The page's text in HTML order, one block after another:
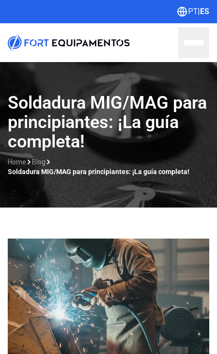
PT|ES
Home
Sobre nosotros
Líneas
Outlet
Catálogos
Contacto
Soldadura MIG/MAG para
principiantes: ¡La guía
completa!
Home
Blog
Soldadura MIG/MAG para principiantes: ¡La guía completa!